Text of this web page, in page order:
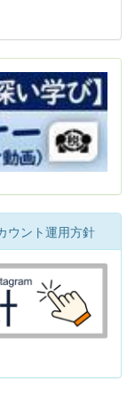
ウント運用方針